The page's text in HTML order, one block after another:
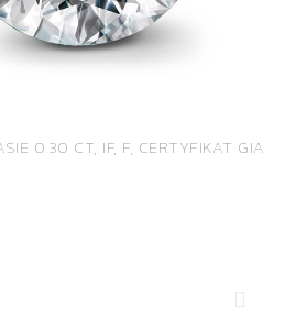
0.30 CT, IF, F, CERTYFIKAT GIA